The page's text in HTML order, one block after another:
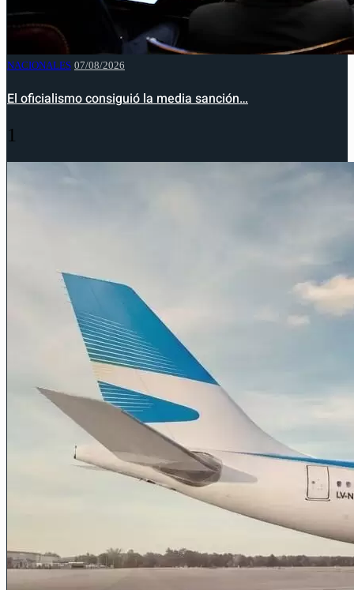
NACIONALES 07/08/2026
El oficialismo consiguió la media sanción…
1